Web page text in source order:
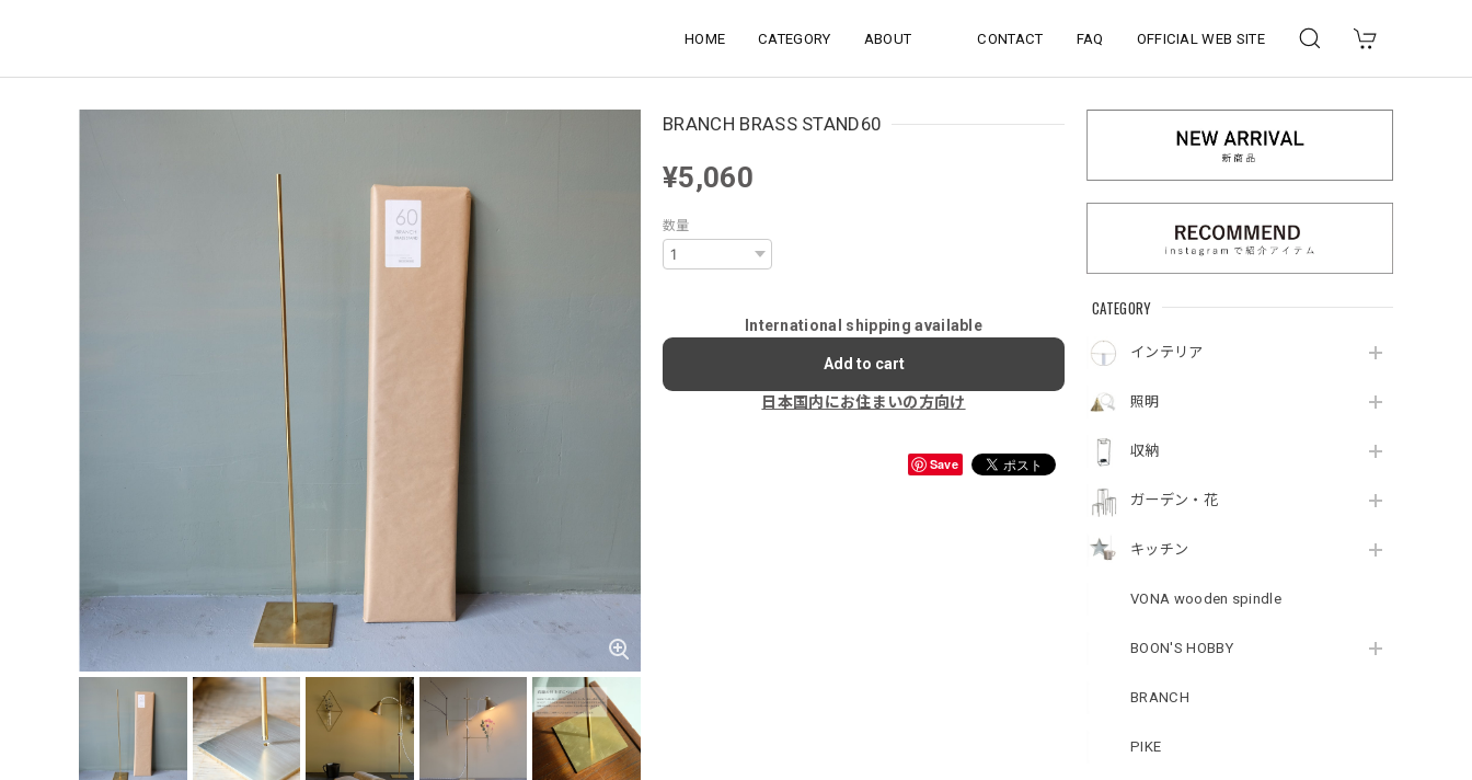
HOME CATEGORY ABOUT CONTACT FAQ OFFICIAL WEB SITE
CATEGORY
インテリア
照明
収納
ガーデン・花
キッチン
VONA wooden spindle
BOON'S HOBBY
BRANCH
PIKE
BRANCH BRASS STAND60
¥5,060
数量
International shipping available
Add to cart
日本国内にお住まいの方向け
Save